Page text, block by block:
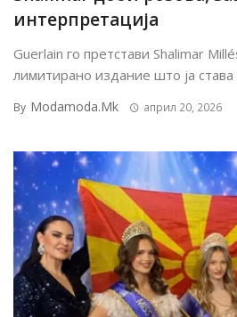
интерпретација
Guerlain го претстави Shalimar
лимитирано издание што ја
By Modamoda.mk април 20, 2026